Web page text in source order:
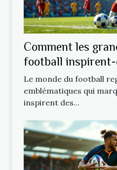
Comment les
football inspirent-
talents ?
Le monde du football
emblématiques qui
inspirent des...